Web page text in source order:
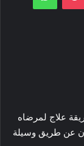
علاج لمرضاه
عن طريق وسيلة